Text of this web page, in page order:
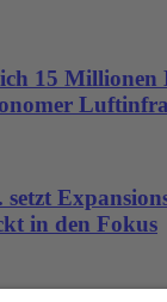
15
in den Fokus